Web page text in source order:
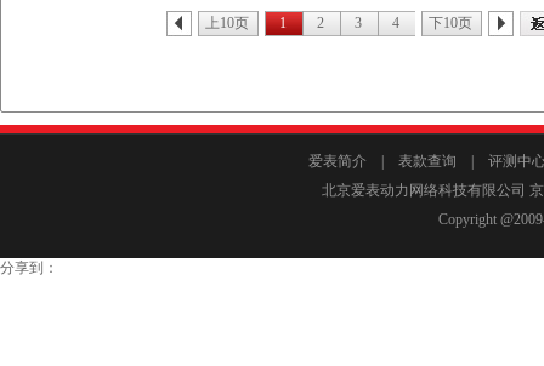
载世界时机芯。42毫米圆形表壳采用磨砂实
其表面经抛光处理。精雕细琢的延长式表耳
用优雅冷灰色圆形磨砂表盘，配以带白色分
目：玫瑰金色代表白天，灰色代表夜间。第
头。表盘12时位置饰有玫瑰金色标志性凹面
玫瑰金色时针和分针带有白色夜光功能，3时
表带以及高性能不锈钢折叠表扣，防水深度
的意为“永动不息”，公司在1905年就选用了
间雕塑
设计成只有象征正午太阳位置的金色圆点和
的精髓，并于1960年被纽约现代艺术博物馆
为品牌独一无二的设计元素。
上10页 1 2 3 4 下10页
爱表简介 表款查询
评测中
北京爱表动力网络科技有限公司
Copyright
分享到：